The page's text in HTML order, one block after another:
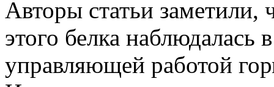
Авторы статьи заметили,
этого белка наблюдалась
управляющей работой